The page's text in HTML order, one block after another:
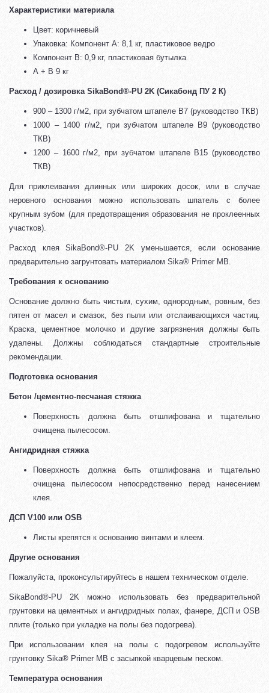
Характеристики материала
Цвет: коричневый
Упаковка: Компонент А: 8,1 кг, пластиковое ведро
Компонент В: 0,9 кг, пластиковая бутылка
А + В 9 кг
Расход / дозировка SikaBond®-PU 2K (Сикабонд ПУ 2 К)
900 – 1300 г/м2, при зубчатом штапеле В7 (руководство ТКВ)
1000 – 1400 г/м2, при зубчатом штапеле В9 (руководство
ТКВ)
1200 – 1600 г/м2, при зубчатом штапеле В15 (руководство
ТКВ)
Для приклеивания длинных или широких досок, или в случае
неровного основания можно использовать шпатель с более
крупным зубом (для предотвращения образования не проклеенных
участков).
Расход клея SikaBond®-PU 2K уменьшается, если основание
предварительно загрунтовать материалом Sika® Primer MB.
Требования к основанию
Основание должно быть чистым, сухим, однородным, ровным, без
пятен от масел и смазок, без пыли или отслаивающихся частиц.
Краска, цементное молочко и другие загрязнения должны быть
удалены. Должны соблюдаться стандартные строительные
рекомендации.
Подготовка основания
Бетон /цементно-песчаная стяжка
Поверхность должна быть отшлифована и тщательно
очищена пылесосом.
Ангидридная стяжка
Поверхность должна быть отшлифована и тщательно
очищена пылесосом непосредственно перед нанесением
клея.
ДСП V100 или OSB
Листы крепятся к основанию винтами и клеем.
Другие основания
Пожалуйста, проконсультируйтесь в нашем техническом отделе.
SikaBond®-PU 2K можно использовать без предварительной
грунтовки на цементных и ангидридных полах, фанере, ДСП и OSB
плите (только при укладке на полы без подогрева).
При использовании клея на полы с подогревом используйте
грунтовку Sika® Primer MB с засыпкой кварцевым песком.
Температура основания